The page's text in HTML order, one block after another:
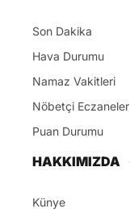
Son Dakika
Hava Durumu
Namaz Vakitleri
Nöbetçi Eczaneler
Puan Durumu
HAKKIMIZDA
Künye